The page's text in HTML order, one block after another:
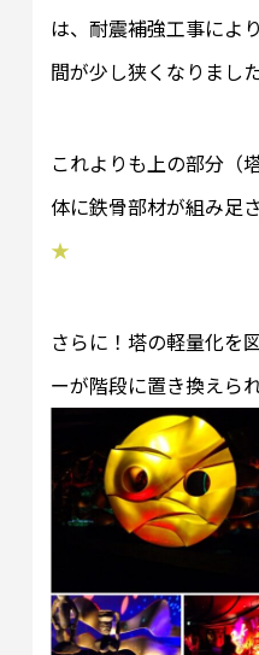
は、耐震補強工事によ
間が少し狭くなりました
これよりも上の部分（
体に鉄骨部材が組み足
★
さらに！塔の軽量化を
ーが階段に置き換えら